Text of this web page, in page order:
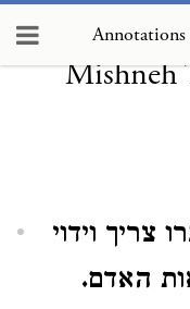
Annotations
Mishneh
צריך וידוי
האדם.